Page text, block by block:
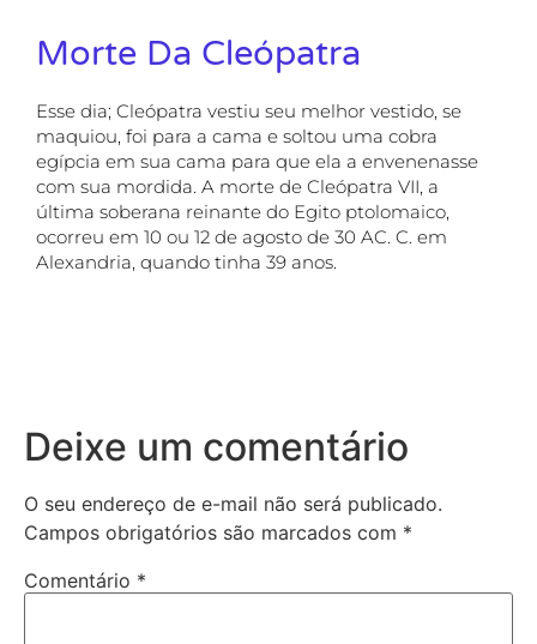
Morte Da Cleópatra
Esse dia; Cleópatra vestiu seu melhor vestido, se
maquiou, foi para a cama e soltou uma cobra
egípcia em sua cama para que ela a envenenasse
com sua mordida. A morte de Cleópatra VII, a
última soberana reinante do Egito ptolomaico,
ocorreu em 10 ou 12 de agosto de 30 AC. C. em
Alexandria, quando tinha 39 anos.
Deixe um comentário
O seu endereço de e-mail não será publicado.
Campos obrigatórios são marcados com *
Comentário *